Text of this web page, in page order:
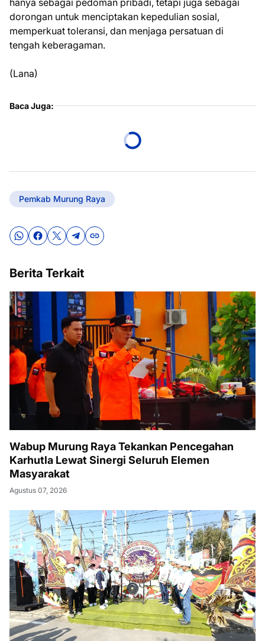
dorongan untuk menciptakan kepedulian sosial,
memperkuat toleransi, dan menjaga persatuan di
tengah keberagaman.
(Lana)
Baca Juga:
Pemkab Murung Raya
Berita Terkait
Wabup Murung Raya Tekankan Pencegahan
Karhutla Lewat Sinergi Seluruh Elemen
Masyarakat
Agustus 07, 2026